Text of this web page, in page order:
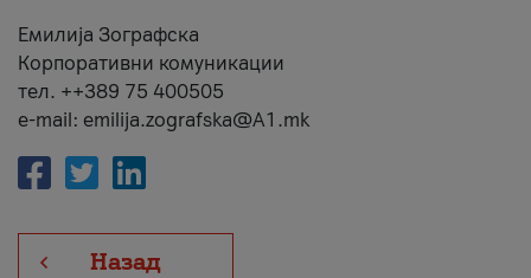
Емилија Зографска
Корпоративни комуникации
тел. ++389 75 400505
e-mail: emilija.zografska@A1.mk
Назад